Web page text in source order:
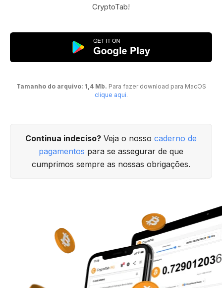
CryptoTab!
Tamanho do arquivo: 1,4 Mb. Para fazer download para MacOS
clique aqui.
Continua indeciso? Veja o nosso caderno de
pagamentos para se assegurar de que
cumprimos sempre as nossas obrigações.